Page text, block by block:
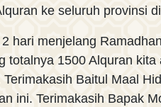
ke seluruh provinsi
hari menjelang
totalnya 1500 Alquran kita
Baitul Maal
ini. Terimakasih Bapak